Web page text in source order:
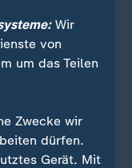
Wir
von
um das Teilen
Zwecke wir
dürfen.
Gerät. Mit